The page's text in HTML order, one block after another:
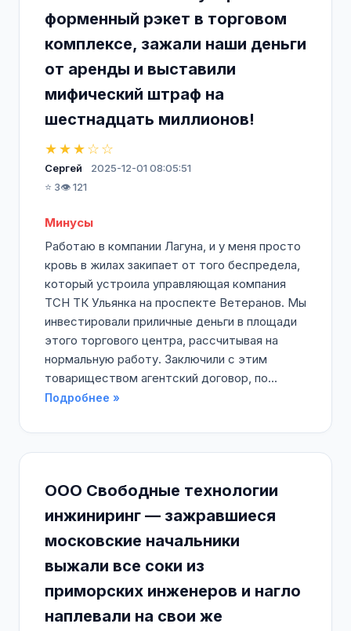
форменный рэкет в торговом
комплексе, зажали наши деньги
от аренды и выставили
мифический штраф на
шестнадцать миллионов!
★★★☆☆
Сергей
2025-12-01 08:05:51
⭐ 3👁️ 121
Минусы
Работаю в компании Лагуна, и у меня просто
кровь в жилах закипает от того беспредела,
который устроила управляющая компания
ТСН ТК Ульянка на проспекте Ветеранов. Мы
инвестировали приличные деньги в площади
этого торгового центра, рассчитывая на
нормальную работу. Заключили с этим
товариществом агентский договор, по...
Подробнее »
ООО Свободные технологии
инжиниринг — зажравшиеся
московские начальники
выжали все соки из
приморских инженеров и нагло
наплевали на свои же